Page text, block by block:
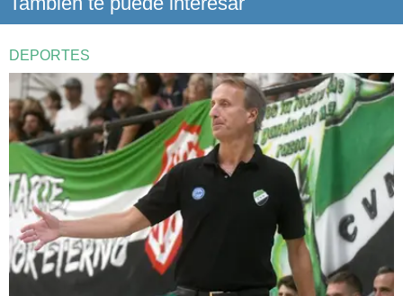
DEPORTES